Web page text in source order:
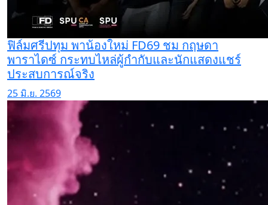
ฟิล์มศรีปทุม พาน้องใหม่ FD69 ชม กฤษดา
พาราไดซ์ กระทบไหล่ผู้กำกับและนักแสดงแชร์
ประสบการณ์จริง
25 มิ.ย. 2569